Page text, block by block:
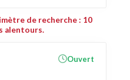
de recherche : 10
alentours.
Ouvert